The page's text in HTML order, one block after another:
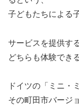
子どもたちによる
サービスを提供す
どちらも体験でき
ドイツの「ミニ・
その町田市バージ